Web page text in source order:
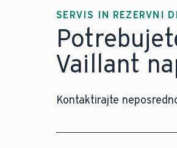
SERVIS IN REZERVNI
Vaillant
Kontaktirajte